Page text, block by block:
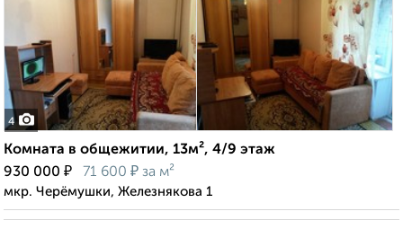
4
Комната в общежитии, 13м², 4/9 этаж
930 000 ₽ 71 600 ₽ за м²
мкр. Черёмушки, Железнякова 1